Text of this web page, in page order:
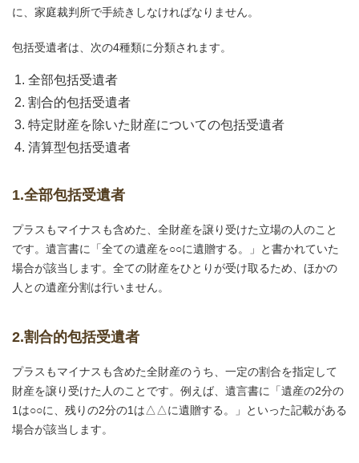
に、家庭裁判所で手続きしなければなりません。
包括受遺者は、次の4種類に分類されます。
全部包括受遺者
割合的包括受遺者
特定財産を除いた財産についての包括受遺者
清算型包括受遺者
1.全部包括受遺者
プラスもマイナスも含めた、全財産を譲り受けた立場の人のこと
です。遺言書に「全ての遺産を○○に遺贈する。」と書かれていた
場合が該当します。全ての財産をひとりが受け取るため、ほかの
人との遺産分割は行いません。
2.割合的包括受遺者
プラスもマイナスも含めた全財産のうち、一定の割合を指定して
財産を譲り受けた人のことです。例えば、遺言書に「遺産の2分の
1は○○に、残りの2分の1は△△に遺贈する。」といった記載がある
場合が該当します。